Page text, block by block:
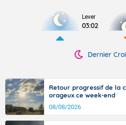
Lever
03:02
Dernier
Retour progressif de la
orageux ce week-end
08/08/2026